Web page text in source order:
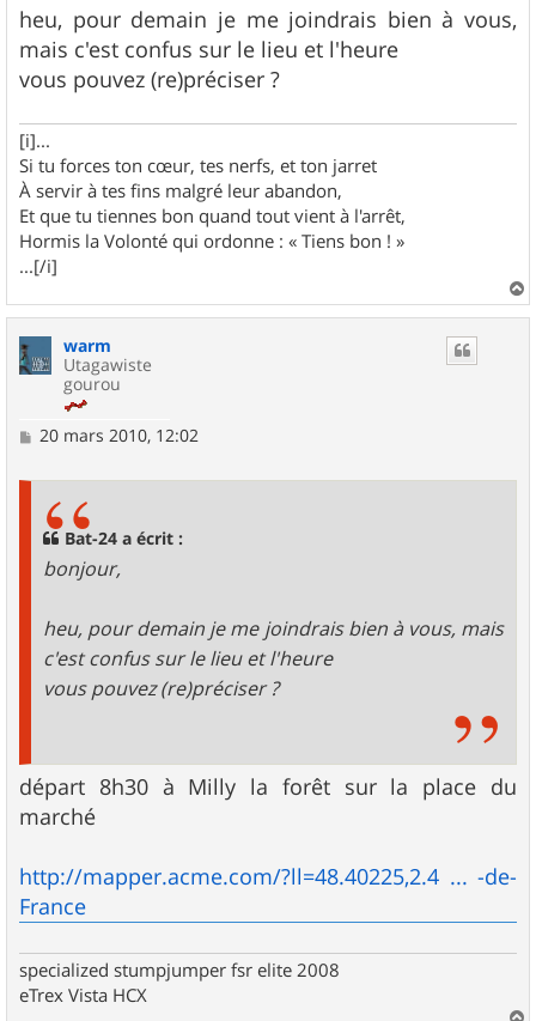
g
e
heu, pour demain je me joindrais bien à vous,
mais c'est confus sur le lieu et l'heure
vous pouvez (re)préciser ?
[i]...
Si tu forces ton cœur, tes nerfs, et ton jarret
À servir à tes fins malgré leur abandon,
Et que tu tiennes bon quand tout vient à l'arrêt,
Hormis la Volonté qui ordonne : « Tiens bon ! »
...[/i]
a
warm
Utagawiste
gourou
M
20 mars 2010, 12:02
Bat-24 a écrit :
bonjour,
heu, pour demain je me joindrais bien à vous, mais
c'est confus sur le lieu et l'heure
vous pouvez (re)préciser ?
départ 8h30 à Milly la forêt sur la place du
marché
http://mapper.acme.com/?ll=48.40225,2.4 ... -de-
France
specialized stumpjumper fsr elite 2008
eTrex Vista HCX